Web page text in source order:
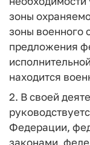
зоны
зоны военного
предложения
находится
2. В своей
Федерации,
законами,